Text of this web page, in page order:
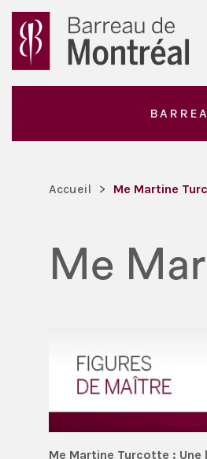
Accueil > Me Martine
Me
Me Martine Turcotte : Une